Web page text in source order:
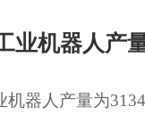
业机器人产
机器人产量为